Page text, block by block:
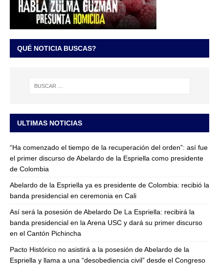
QUÉ NOTICIA BUSCAS?
ULTIMAS NOTICIAS
“Ha comenzado el tiempo de la recuperación del orden”: así fue
el primer discurso de Abelardo de la Espriella como presidente
de Colombia
Abelardo de la Espriella ya es presidente de Colombia: recibió la
banda presidencial en ceremonia en Cali
Así será la posesión de Abelardo De La Espriella: recibirá la
banda presidencial en la Arena USC y dará su primer discurso
en el Cantón Pichincha
Pacto Histórico no asistirá a la posesión de Abelardo de la
Espriella y llama a una “desobediencia civil” desde el Congreso